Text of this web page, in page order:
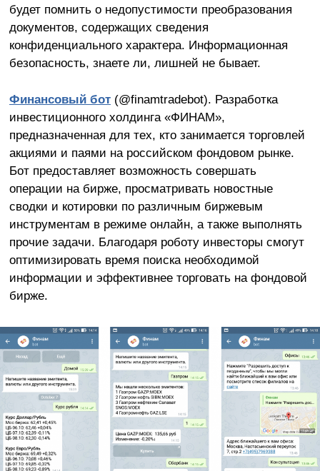
будет помнить о недопустимости преобразования
документов, содержащих сведения
конфиденциального характера. Информационная
безопасность, знаете ли, лишней не бывает.
Финансовый бот(@finamtradebot). Разработка
инвестиционного холдинга «ФИНАМ»,
предназначенная для тех, кто занимается торговлей
акциями и паями на российском фондовом рынке.
Бот предоставляет возможность совершать
операции на бирже, просматривать новостные
сводки и котировки по различным биржевым
инструментам в режиме онлайн, а также выполнять
прочие задачи. Благодаря роботу инвесторы смогут
оптимизировать время поиска необходимой
информации и эффективнее торговать на фондовой
бирже.